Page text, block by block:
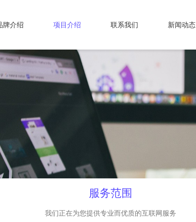
牌介绍 项目介绍 联系我们 新闻动态
服务范围
我们正在为您提供专业而优质的互联网服务